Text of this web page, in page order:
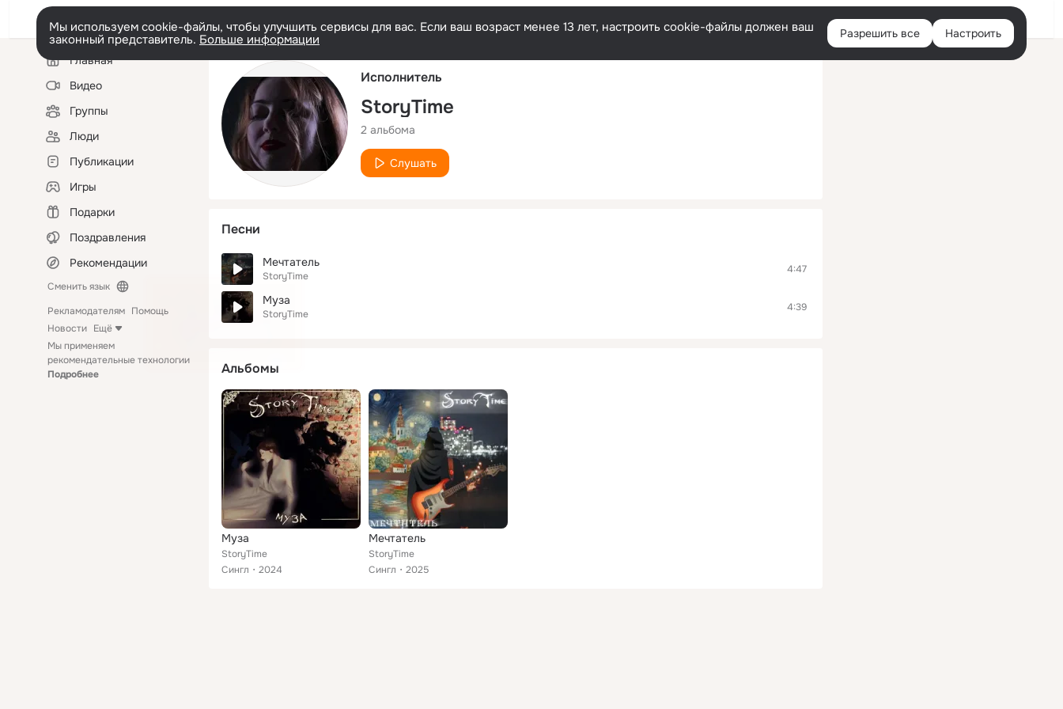
Русский Войти
Мы используем cookie-файлы, чтобы улучшить сервисы для вас. Если ваш возраст менее 13 лет, настроить cookie-файлы должен ваш
законный представитель. Больше информации Разрешить все Настроить
Левая
колонкаГлавная
Видео
Группы
Люди
Публикации
Игры
Подарки
Поздравления
Рекомендации
Сменить язык
Рекламодателям Помощь
Новости Ещё
Мы применяем
рекомендательные технологии
Подробнее
Исполнитель
StoryTime
2 альбома
Слушать
Песни
Мечтатель
StoryTime
4:47
Муза
StoryTime
4:39
Альбомы
Муза
StoryTime
Сингл
2024
Мечтатель
StoryTime
Сингл
2025